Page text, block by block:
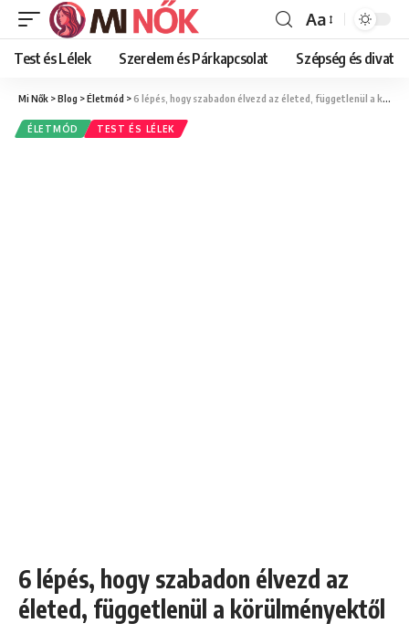
Font
Resizer
Aa
Test és Lélek Szerelem és Párkapcsolat Szépség és divat
Mi Nők >Blog >Életmód >6 lépés, hogy szabadon élvezd az életed, függetlenül a körülményektől
ÉLETMÓD TEST ÉS LÉLEK
6 lépés, hogy szabadon élvezd az
életed, függetlenül a körülményektől